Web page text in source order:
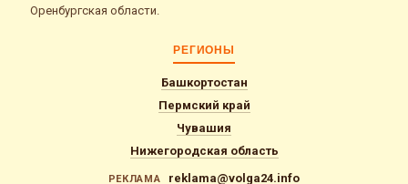
Оренбургская области.
РЕГИОНЫ
Башкортостан
Пермский край
Чувашия
Нижегородская область
РЕКЛАМА reklama@volga24.info